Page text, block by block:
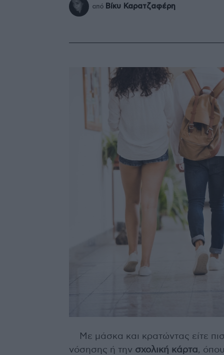
από Βίκυ Καρατζαφέρη
Με μάσκα και κρατώντας είτε
νόσησης ή την σχολική κάρτα,